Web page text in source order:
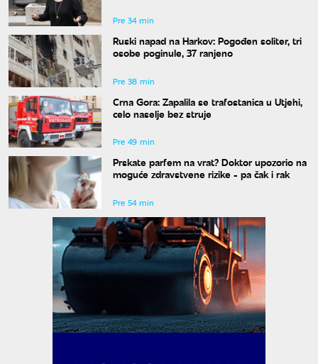
Pre 34 min
Ruski napad na Harkov: Pogođen soliter, tri
osobe poginule, 37 ranjeno
Pre 38 min
Crna Gora: Zapalila se trafostanica u Utjehi,
celo naselje bez struje
Pre 49 min
Prskate parfem na vrat? Doktor upozorio na
moguće zdravstvene rizike - pa čak i rak
Pre 54 min